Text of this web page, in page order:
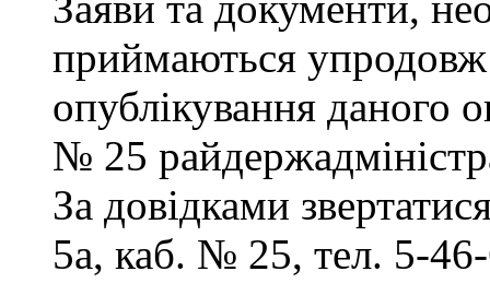
приймаються упродовж
опублікування даного
№ 25
За довідками
5а, каб. № 25, тел. 5-